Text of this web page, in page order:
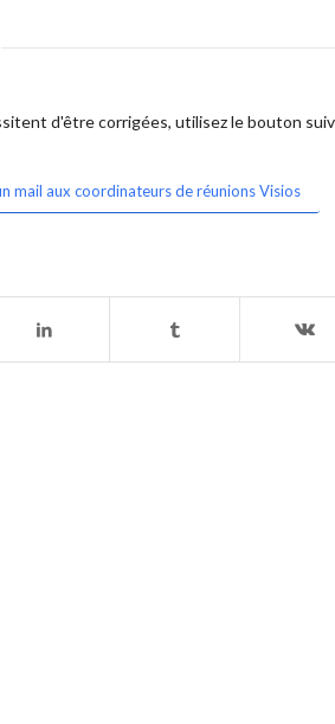
d'être corrigées, utilisez le bouton
mail aux coordinateurs de réunions Visios